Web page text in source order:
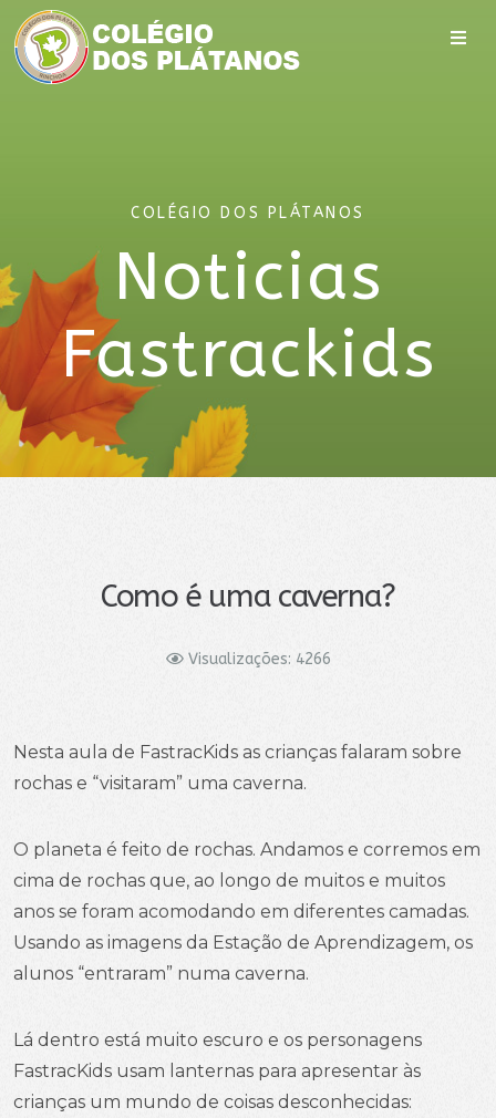
COLÉGIO DOS PLÁTANOS
Noticias
Fastrackids
Como é uma caverna?
Visualizações: 4266
Nesta aula de FastracKids as crianças falaram sobre
rochas e “visitaram” uma caverna.
O planeta é feito de rochas. Andamos e corremos em
cima de rochas que, ao longo de muitos e muitos
anos se foram acomodando em diferentes camadas.
Usando as imagens da Estação de Aprendizagem, os
alunos “entraram” numa caverna.
Lá dentro está muito escuro e os personagens
FastracKids usam lanternas para apresentar às
crianças um mundo de coisas desconhecidas: